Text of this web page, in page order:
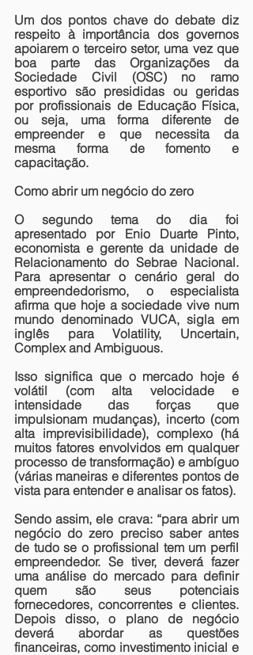
Um dos pontos chave do debate diz
respeito à importância dos governos
apoiarem o terceiro setor, uma vez que
boa parte das Organizações da
Sociedade Civil (OSC) no ramo
esportivo são presididas ou geridas
por profissionais de Educação Física,
ou seja, uma forma diferente de
empreender e que necessita da
mesma forma de fomento e
capacitação.
Como abrir um negócio do zero
O segundo tema do dia foi
apresentado por Enio Duarte Pinto,
economista e gerente da unidade de
Relacionamento do Sebrae Nacional.
Para apresentar o cenário geral do
empreendedorismo, o especialista
afirma que hoje a sociedade vive num
mundo denominado VUCA, sigla em
inglês para Volatility, Uncertain,
Complex and Ambiguous.
Isso significa que o mercado hoje é
volátil (com alta velocidade e
intensidade das forças que
impulsionam mudanças), incerto (com
alta imprevisibilidade), complexo (há
muitos fatores envolvidos em qualquer
processo de transformação) e ambíguo
(várias maneiras e diferentes pontos de
vista para entender e analisar os fatos).
Sendo assim, ele crava: “para abrir um
negócio do zero preciso saber antes
de tudo se o profissional tem um perfil
empreendedor. Se tiver, deverá fazer
uma análise do mercado para definir
quem são seus potenciais
fornecedores, concorrentes e clientes.
Depois disso, o plano de negócio
deverá abordar as questões
financeiras, como investimento inicial e